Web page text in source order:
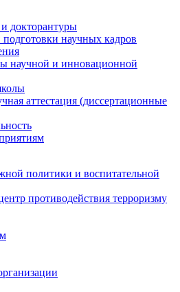
докторантуры
научных кадров
научной и инновационной
аттестация (диссертационные
политики и воспитательной
противодействия терроризму